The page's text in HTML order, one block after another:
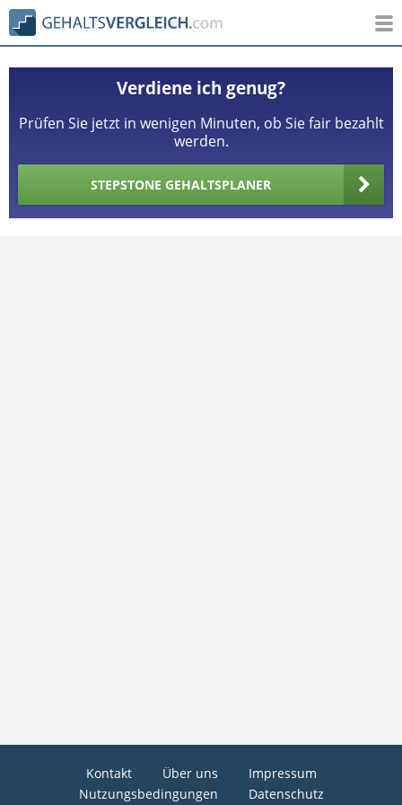
Verdiene ich genug?
Prüfen Sie jetzt in wenigen Minuten, ob Sie fair bezahlt
werden.
STEPSTONE GEHALTSPLANER
Kontakt Über uns
Impressum
Nutzungsbedingungen
Datenschutz